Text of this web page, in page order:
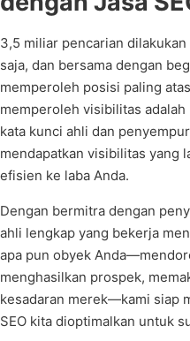
3,5 miliar pencarian
saja, dan bersama dengan
memperoleh posisi paling
memperoleh visibilitas
kata kunci ahli dan
mendapatkan visibilitas yang
efisien ke laba Anda.
Dengan bermitra dengan
ahli lengkap yang bekerja
apa pun obyek
menghasilkan prospek,
kesadaran merek—kami siap
SEO kita dioptimalkan untuk